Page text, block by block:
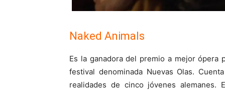
Naked Animals
Es la ganadora del premio a mejor
festival denominada Nuevas Olas.
realidades de cinco jóvenes